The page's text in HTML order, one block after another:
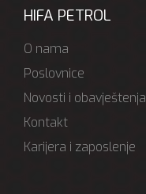
HIFA PETROL
O nama
Poslovnice
Novosti i obavještenja
Kontakt
Karijera i zaposlenje